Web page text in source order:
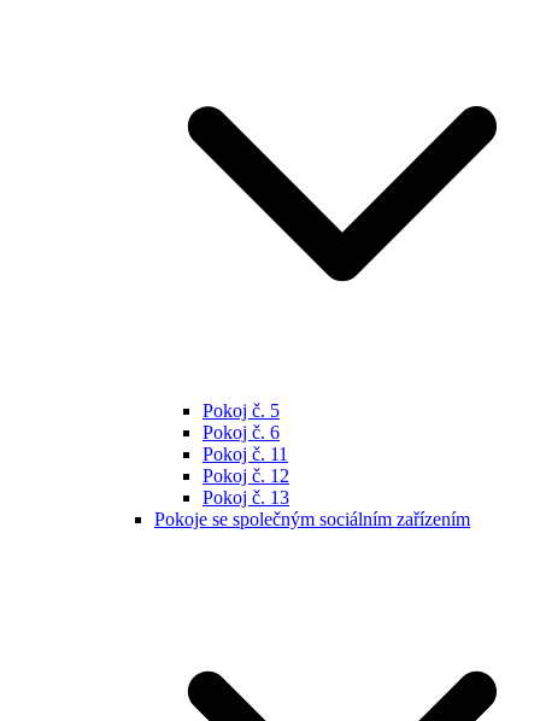
Pokoj č. 5
Pokoj č. 6
Pokoj č. 11
Pokoj č. 12
Pokoj č. 13
Pokoje se společným sociálním zařízením